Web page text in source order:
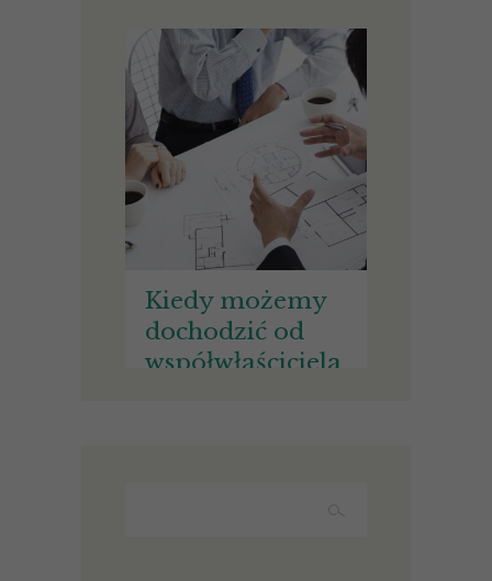
Kiedy możemy
dochodzić od
współwłaściciela